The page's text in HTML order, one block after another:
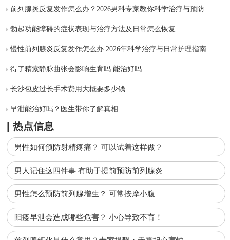
前列腺炎反复发作怎么办？2026男科专家教你科学治疗与预防
勃起功能障碍的症状表现与治疗方法及日常怎么恢复
慢性前列腺炎反复发作怎么办 2026年科学治疗与日常护理指南
得了精索静脉曲张会影响生育吗 能治好吗
长沙包皮过长手术费用大概要多少钱
早泄能治好吗？医生带你了解真相
| 热点信息
男性如何预防射精疼痛？ 可以试着这样做？
男人记住这四件事 有助于提前预防前列腺炎
男性怎么预防前列腺增生？ 可常按摩小腹
阳痿早泄会造成哪些危害？ 小心导致不育！